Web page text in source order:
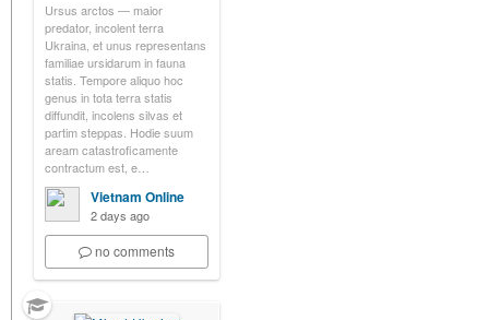
Ursus arctos — maior
predator, incolent terra
Ukraina, et unus representans
familiae ursidarum in fauna
statis. Tempore aliquo hoc
genus in tota terra statis
diffundit, incolens silvas et
partim steppas. Hodie suum
aream catastroficamente
contractum est, e…
Vietnam Online
2 days ago
no comments